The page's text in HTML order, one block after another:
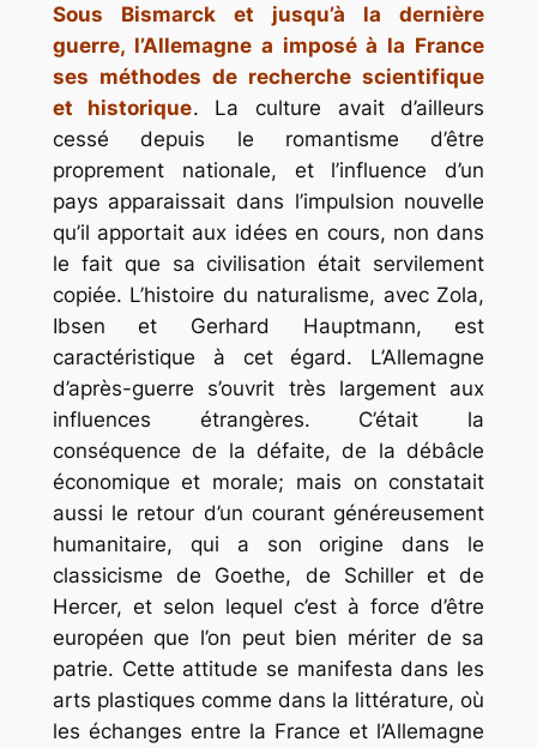
Sous Bismarck et jusqu’à la dernière
guerre, l’Allemagne a imposé à la France
ses méthodes de recherche scientifique
et historique. La culture avait d’ailleurs
cessé depuis le romantisme d’être
proprement nationale, et l’influence d’un
pays apparaissait dans l’impulsion nouvelle
qu’il apportait aux idées en cours, non dans
le fait que sa civilisation était servilement
copiée. L’histoire du naturalisme, avec Zola,
Ibsen et Gerhard Hauptmann, est
caractéristique à cet égard. L’Allemagne
d’après-guerre s’ouvrit très largement aux
influences étrangères. C’était la
conséquence de la défaite, de la débâcle
économique et morale; mais on constatait
aussi le retour d’un courant généreusement
humanitaire, qui a son origine dans le
classicisme de Goethe, de Schiller et de
Hercer, et selon lequel c’est à force d’être
européen que l’on peut bien mériter de sa
patrie. Cette attitude se manifesta dans les
arts plastiques comme dans la littérature, où
les échanges entre la France et l’Allemagne